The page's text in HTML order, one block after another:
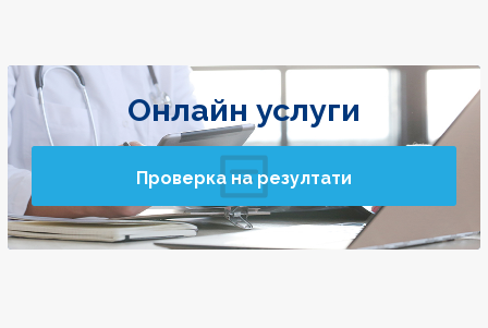
Онлайн услуги
Проверка на резултати